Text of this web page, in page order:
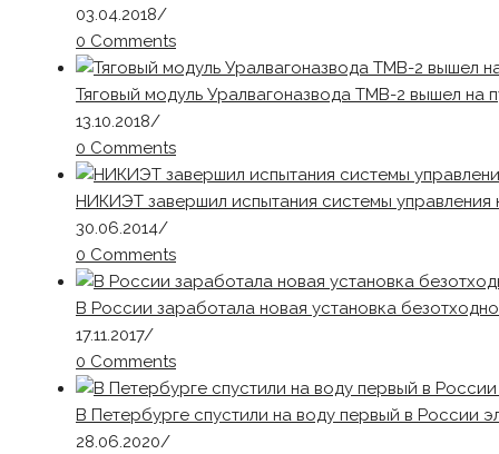
03.04.2018/
0 Comments
Тяговый модуль Уралвагоназвода ТМВ-2 вышел на
13.10.2018/
0 Comments
НИКИЭТ завершил испытания системы
30.06.2014/
0 Comments
В России заработала новая установка
17.11.2017/
0 Comments
В Петербурге спустили на воду первый в России
28.06.2020/